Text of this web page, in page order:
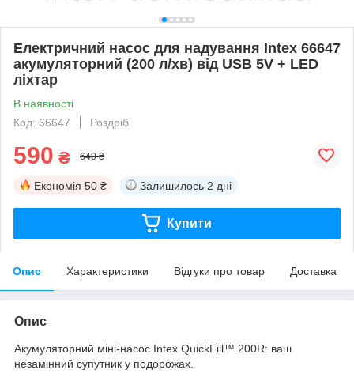
Електричний насос для надування Intex 66647
акумуляторний (200 л/хв) від USB 5V + LED
ліхтар
В наявності
Код: 66647
Роздріб
590 ₴ 640 ₴
Економія 50 ₴ Залишилось 2 дні
Купити
Опис Характеристики Відгуки про товар Доставка
Опис
Акумуляторний міні-насос Intex QuickFill™ 200R: ваш
незамінний супутник у подорожах.